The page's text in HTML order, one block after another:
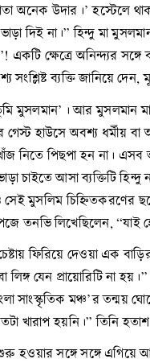
অনেক উদার।’ হস্টেলে
দিই না।” হিন্দু মা
একটি ক্ষেত্রে অনিন্দ্যর
ব্যক্তি জানিয়ে
মুসলমান’। আর মুসলমান
গেস্ট হাউসে অবশ্য
নিতে পিছপা হন না। এসব
চাইতে আসা ব্যক্তিটি
মুসলিম চিহ্নিতকরণের
তনভি লিখেছিলেন,
ফিরিয়ে দেওয়া এক
লিঙ্গ যেন প্রায়োরিটি
সাংস্কৃতিক মঞ্চ’র
খারাপ হয়নি।” তিনি
সঙ্গে সঙ্গে এগিয়ে